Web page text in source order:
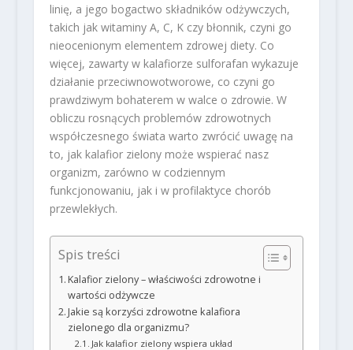
linię, a jego bogactwo składników odżywczych,
takich jak witaminy A, C, K czy błonnik, czyni go
nieocenionym elementem zdrowej diety. Co
więcej, zawarty w kalafiorze sulforafan wykazuje
działanie przeciwnowotworowe, co czyni go
prawdziwym bohaterem w walce o zdrowie. W
obliczu rosnących problemów zdrowotnych
współczesnego świata warto zwrócić uwagę na
to, jak kalafior zielony może wspierać nasz
organizm, zarówno w codziennym
funkcjonowaniu, jak i w profilaktyce chorób
przewlekłych.
Spis treści
Kalafior zielony – właściwości zdrowotne i
wartości odżywcze
Jakie są korzyści zdrowotne kalafiora
zielonego dla organizmu?
Jak kalafior zielony wspiera układ